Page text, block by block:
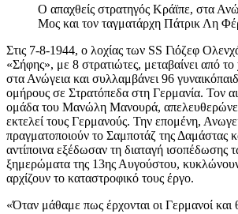
Ο απαχθείς στρατηγός Κράϊπε, στα
Μος και τον ταγματάρχη Πάτρικ Λη
Στις 7-8-1944, ο λοχίας των SS Γιόζεφ
«Σήφης», με 8 στρατιώτες, μεταβαίνει από
στα Ανώγεια και συλλαμβάνει 96
ομήρους σε Στρατόπεδα στη Γερμανία. Τον
ομάδα του Μανώλη Μανουρά, απελευθερώνει
εκτελεί τους Γερμανούς. Την επομένη,
πραγματοποιούν το Σαμποτάζ της Δαμάστας
αντίποινα εξέδωσαν τη διαταγή ισοπέδωσης
ξημερώματα της 13ης Αυγούστου,
αρχίζουν το καταστροφικό τους έργο.
«Όταν μάθαμε πως έρχονται οι Γερμανοί και